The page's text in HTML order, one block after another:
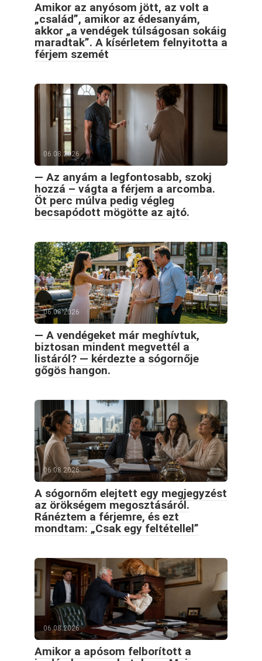
Amikor az anyósom jött, az volt a
„család”, amikor az édesanyám,
akkor „a vendégek túlságosan sokáig
maradtak”. A kísérletem felnyitotta a
férjem szemét
06.08.2026
— Az anyám a legfontosabb, szokj
hozzá – vágta a férjem a arcomba.
Öt perc múlva pedig végleg
becsapódott mögötte az ajtó.
06.08.2026
— A vendégeket már meghívtuk,
biztosan mindent megvettél a
listáról? — kérdezte a sógornője
gőgös hangon.
06.08.2026
A sógornőm elejtett egy megjegyzést
az örökségem megosztásáról.
Ránéztem a férjemre, és ezt
mondtam: „Csak egy feltétellel”
06.08.2026
Amikor a apósom felborított a